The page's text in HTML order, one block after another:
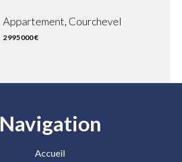
Appartement, Courchevel
2 995 000 €
Navigation
Accueil